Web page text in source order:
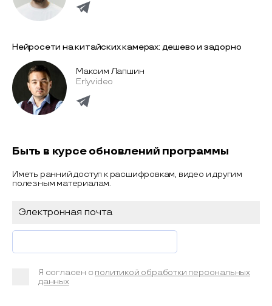
Нейросети на китайских камерах: дешево и задорно
Максим Лапшин
Erlyvideo
Быть в курсе обновлений программы
Иметь ранний доступ к расшифровкам, видео и другим
полезным материалам.
Я согласен с политикой обработки персональных
данных